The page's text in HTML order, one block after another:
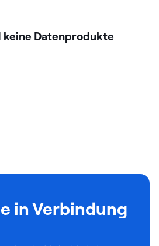
keine Datenprodukte
in Verbindung